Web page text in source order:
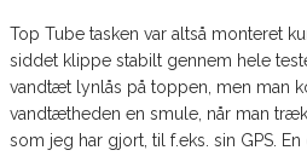
Top Tube tasken var altså monteret
siddet klippe stabilt gennem hele
vandtæt lynlås på toppen, men man
vandtætheden en smule, når man
som jeg har gjort, til f.eks. sin GPS.